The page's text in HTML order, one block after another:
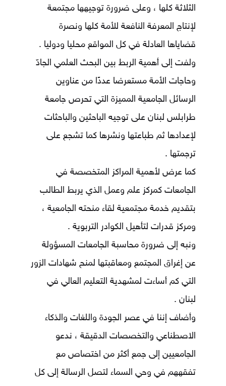
الثلاثة كلها ، وعلى ضرورة توجيهها مجتمعة
لإنتاج المعرفة النافعة للأمة كلها ونصرة
قضاياها العادلة في كل المواقع محليا ودوليا .
ولفت إلى أهمية الربط بين البحث العلمي الجادّ
وحاجات الأمة مستعرضا عددًا من عناوين
الرسائل الجامعية المميزة التي تحرص جامعة
طرابلس لبنان على توجيه الباحثين والباحثات
لإعدادها ثم طباعتها ونشرها كما تشجع على
ترجمتها .
كما عرض لأهمية المراكز المتخصصة في
الجامعات كمركز علم وعمل الذي يربط الطالب
بتقديم خدمة مجتمعية لقاء منحته الجامعية ،
ومركز قدرات لتأهيل الكوادر التربوية .
ونبه إلى ضرورة محاسبة الجامعات المسؤولة
عن إغراق المجتمع ومعاقبتها لمنح شهادات الزور
التي كم أساءت لمشهدية التعليم العالي في
لبنان .
وأضاف إننا في عصر الجودة واللغات والذكاء
الاصطناعي والتخصصات الدقيقة ، ندعو
الجامعيين إلى جمع أكثر من اختصاص مع
تفقههم في وحي السماء لتصل الرسالة إلى كل